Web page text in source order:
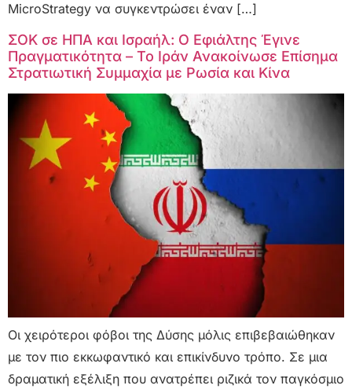
MicroStrategy να συγκεντρώσει έναν […]
ΣΟΚ σε ΗΠΑ και Ισραήλ: Ο Εφιάλτης Έγινε
Πραγματικότητα – Το Ιράν Ανακοίνωσε Επίσημα
Στρατιωτική Συμμαχία με Ρωσία και Κίνα
Οι χειρότεροι φόβοι της Δύσης μόλις επιβεβαιώθηκαν
με τον πιο εκκωφαντικό και επικίνδυνο τρόπο. Σε μια
δραματική εξέλιξη που ανατρέπει ριζικά τον παγκόσμιο